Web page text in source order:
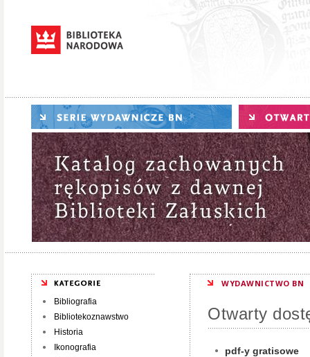
Bibliografia
Bibliotekoznawstwo
Historia
Ikonografia
WYDAWNICTWO BN
Otwarty
pdf-y gratisowe